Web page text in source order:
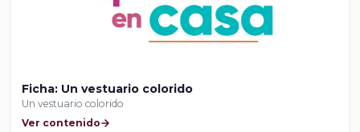
Ficha: Un vestuario colorido
Un vestuario colorido
Ver contenido